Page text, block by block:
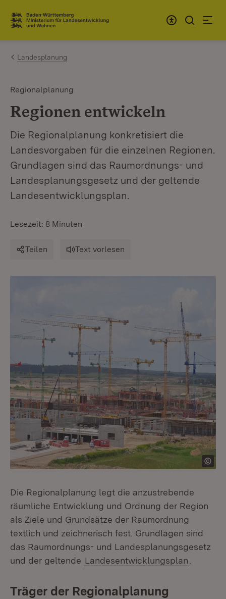
Zum Inhalt springen
Link zur Startseite
Landesplanung
Regionalplanung
Regionen entwickeln
Die Regionalplanung konkretisiert die
Landesvorgaben für die einzelnen Regionen.
Grundlagen sind das Raumordnungs- und
Landesplanungsgesetz und der geltende
Landesentwicklungsplan.
Lesezeit: 8 Minuten
Teilen Text vorlesen
Die Regionalplanung legt die anzustrebende
räumliche Entwicklung und Ordnung der Region
als Ziele und Grundsätze der Raumordnung
textlich und zeichnerisch fest. Grundlagen sind
das Raumordnungs- und Landesplanungsgesetz
und der geltende Landesentwicklungsplan
Träger der Regionalplanung